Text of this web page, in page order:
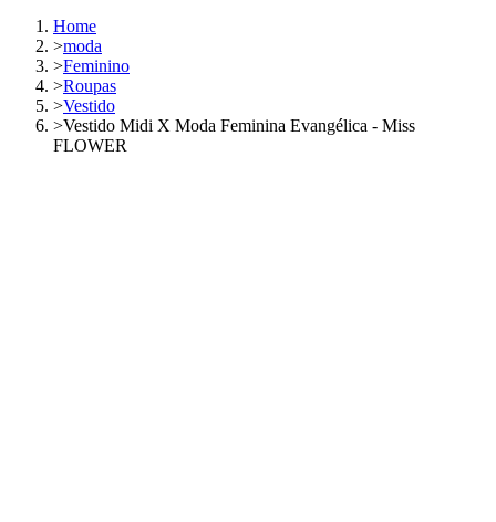
Home
>moda
>Feminino
>Roupas
>Vestido
>Vestido Midi X Moda Feminina Evangélica - Miss
FLOWER